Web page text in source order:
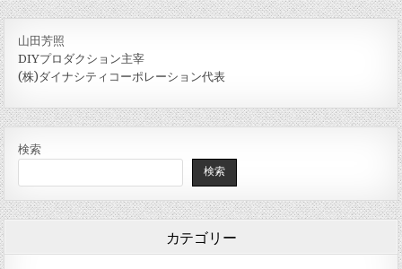
山田芳照
DIYプロダクション主宰
(株)ダイナシティコーポレーション代表
検索
検索
カテゴリー